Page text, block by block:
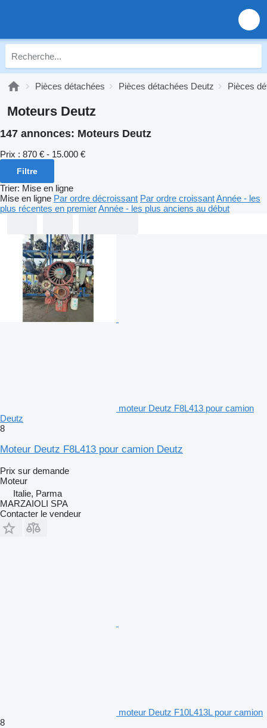
Pièces détachées Pièces détachées Deutz Pièces
Moteurs Deutz
147 annonces: Moteurs Deutz
Prix : 870 € - 15.000 €
Filtre
Trier: Mise en ligne
Mise en ligne Par ordre décroissant Par ordre croissantAnnée - les
plus récentes en premierAnnée - les plus anciens au début
moteur Deutz F8L413 pour camion
Deutz
8
Moteur Deutz F8L413 pour camion Deutz
Prix sur demande
Moteur
Italie, Parma
MARZAIOLI SPA
Contacter le vendeur
moteur Deutz F10L413L pour camion
8